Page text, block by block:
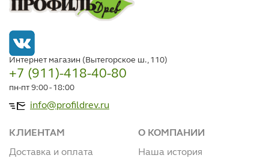
Интернет магазин (Вытегорское ш., 110)
+7 (911)-418-40-80
пн-пт 9:00 - 18:00
info@profildrev.ru
КЛИЕНТАМ
Доставка и оплата
О КОМПАНИИ
Наша история